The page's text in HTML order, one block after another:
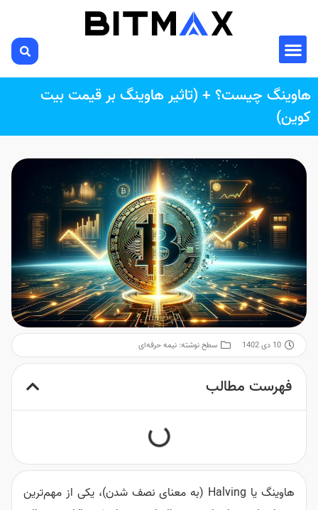
هاوینگ چیست؟ + (تاثیر هاوینگ بر قیمت بیت
کوین)
10 دی 1402 سطح نوشته: نیمه حرفه‌ای
فهرست مطالب
هاوینگ یا Halving (به معنای نصف شدن)، یکی از مهم‌ترین